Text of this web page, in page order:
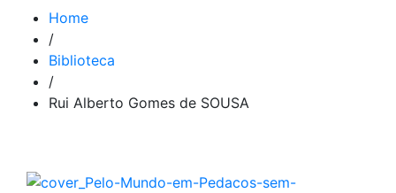
Home
/
Biblioteca
/
Rui Alberto Gomes de SOUSA